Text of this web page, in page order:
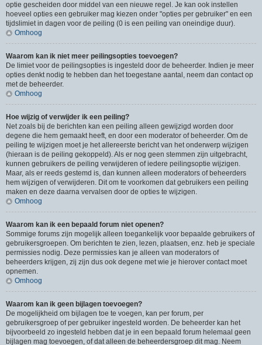
optie gescheiden door middel van een nieuwe regel. Je kan ook instellen
hoeveel opties een gebruiker mag kiezen onder "opties per gebruiker" en een
tijdslimiet in dagen voor de peiling (0 is een peiling van oneindige duur).
Omhoog
Waarom kan ik niet meer peilingsopties toevoegen?
De limiet voor de peilingsopties is ingesteld door de beheerder. Indien je meer
opties denkt nodig te hebben dan het toegestane aantal, neem dan contact op
met de beheerder.
Omhoog
Hoe wijzig of verwijder ik een peiling?
Net zoals bij de berichten kan een peiling alleen gewijzigd worden door
degene die hem gemaakt heeft, en door een moderator of beheerder. Om de
peiling te wijzigen moet je het allereerste bericht van het onderwerp wijzigen
(hieraan is de peiling gekoppeld). Als er nog geen stemmen zijn uitgebracht,
kunnen gebruikers de peiling verwijderen of iedere peilingsoptie wijzigen.
Maar, als er reeds gestemd is, dan kunnen alleen moderators of beheerders
hem wijzigen of verwijderen. Dit om te voorkomen dat gebruikers een peiling
maken en deze daarna vervalsen door de opties te wijzigen.
Omhoog
Waarom kan ik een bepaald forum niet openen?
Sommige forums zijn mogelijk alleen toegankelijk voor bepaalde gebruikers of
gebruikersgroepen. Om berichten te zien, lezen, plaatsen, enz. heb je speciale
permissies nodig. Deze permissies kan je alleen van moderators of
beheerders krijgen, zij zijn dus ook degene met wie je hierover contact moet
opnemen.
Omhoog
Waarom kan ik geen bijlagen toevoegen?
De mogelijkheid om bijlagen toe te voegen, kan per forum, per
gebruikersgroep of per gebruiker ingesteld worden. De beheerder kan het
bijvoorbeeld zo ingesteld hebben dat je in een bepaald forum helemaal geen
bijlagen mag toevoegen, of dat alleen de beheerdersgroep dit mag. Neem